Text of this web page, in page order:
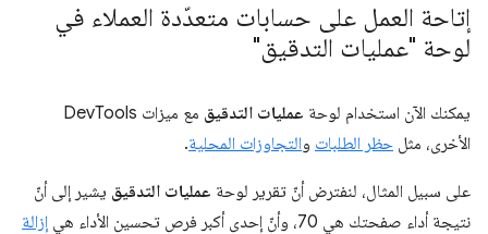
إتاحة العمل على حسابات متعدّدة العملاء في
لوحة "عمليات التدقيق"
يمكنك الآن استخدام لوحة عمليات التدقيق
مع ميزات DevTools
الأخرى، مثل حظر الطلبات والتجاوزات المحلية.
على سبيل المثال، لنفترض أنّ تقرير لوحة عمليات التدقيق يشير إلى أنّ
نتيجة أداء صفحتك هي 70، وأنّ إحدى أكبر فرص تحسين الأداء هي
إزالة